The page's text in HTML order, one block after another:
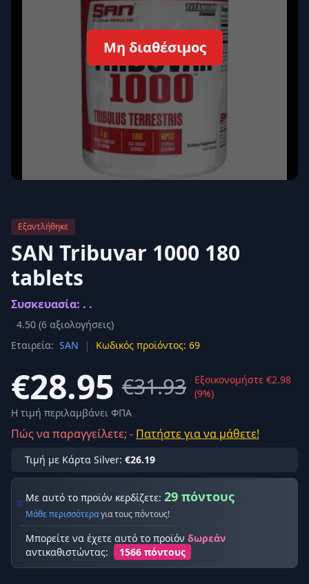
Μη διαθέσιμος
Εξαντλήθηκε
SAN Tribuvar 1000 180
tablets
Συσκευασία: . .
4.50 (6 αξιολογήσεις)
Εταιρεία: SAN | Κωδικός προϊόντος: 69
€28.95 €31.93
Εξοικονομήστε €2.98
(9%)
Η τιμή περιλαμβάνει ΦΠΑ
Πώς να παραγγείλετε; - Πατήστε για να μάθετε!
Τιμή με Κάρτα Silver: €26.19
Με αυτό το προϊόν κερδίζετε: 29 πόντους
Μάθε περισσότεραγια τους πόντους!
Μπορείτε να έχετε αυτό το προϊόν δωρεάν
αντικαθιστώντας:
1566 πόντους
Δεν έχετε λογαριασμό; Εγγραφείτε εδώ
Ασφαλής σύνδεση